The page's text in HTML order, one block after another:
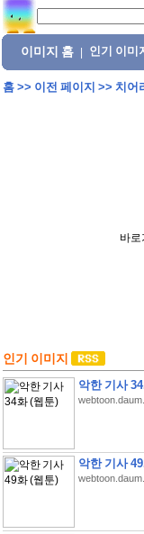
이미지 홈 인기 이미
홈>> 이전 페이지 >> 치어
바로
인기 이미지
악한 기사
악한 기사